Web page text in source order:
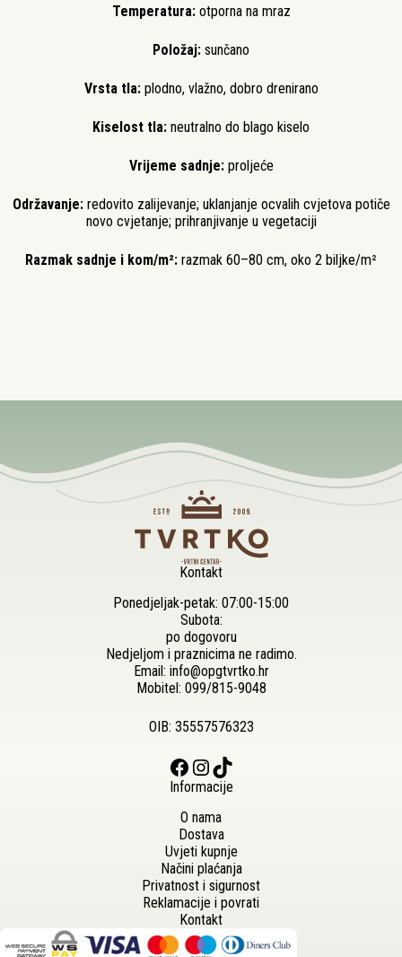
Temperatura:otporna na mraz
Položaj: sunčano
Vrsta tla:plodno, vlažno, dobro drenirano
Kiselost tla: neutralno do blago kiselo
Vrijeme sadnje:proljeće
Održavanje:redovito zalijevanje; uklanjanje ocvalih cvjetova potiče
novo cvjetanje; prihranjivanje u vegetaciji
Razmak sadnje i kom/m²: razmak 60–80 cm, oko 2 biljke/m²
Kontakt
Ponedjeljak-petak: 07:00-15:00
Subota:
po dogovoru
Nedjeljom i praznicima ne radimo.
Email: info@opgtvrtko.hr
Mobitel: 099/815-9048
OIB: 35557576323
Facebook Instagram TikTok
Informacije
O nama
Dostava
Uvjeti kupnje
Načini plaćanja
Privatnost i sigurnost
Reklamacije i povrati
Kontakt